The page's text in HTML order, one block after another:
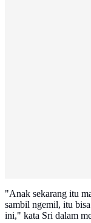
"Anak sekarang itu
sambil ngemil, itu
ini," kata Sri dalam